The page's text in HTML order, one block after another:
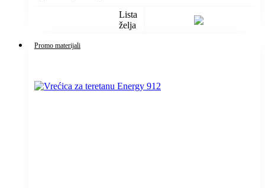
Lista
želja
Promo materijali